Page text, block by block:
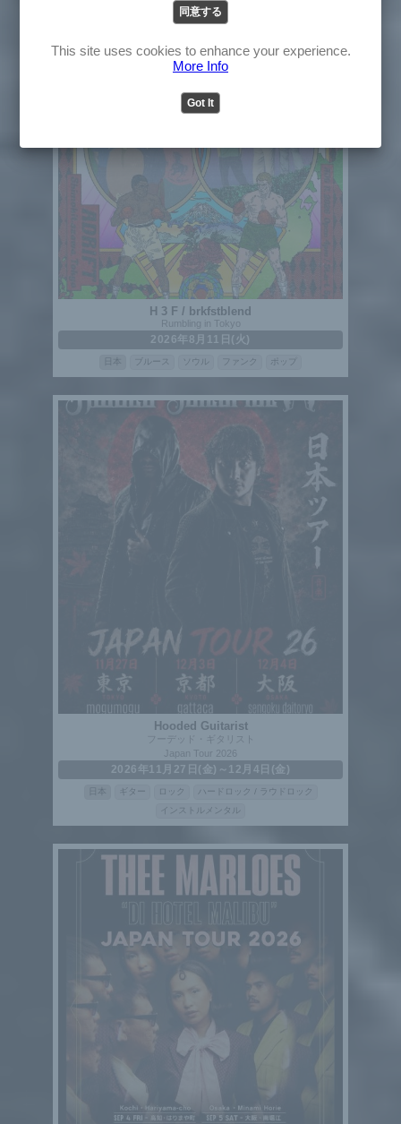
H 3 F / brkfstblend
Rumbling in Tokyo
2026年8月11日(火)
ブルース ソウル ファンク ポップ
Hooded Guitarist
フーデッド・ギタリスト
Japan Tour 2026
2026年11月27日(金)～12月4日(金)
ギター ロック
ハードロック / ラウドロック
インストルメンタル
English
Japanese
同意する
This site uses cookies to enhance your experience.
More Info
Got It